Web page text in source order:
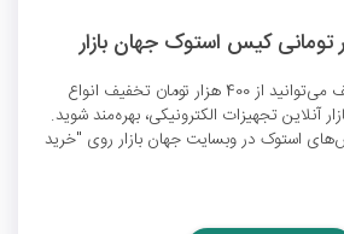
با استفاده از این کد تخفیف می‌توانید از 400 هزار تومان تخفیف انواع
آنلاین تجهیزات الکترونیکی، بهره‌مند شوید.
استوک در وبسایت جهان بازار روی "خرید